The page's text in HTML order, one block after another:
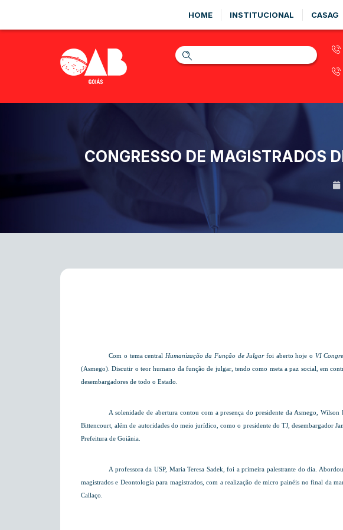
HOME INSTITUCIONAL CASAG
CONGRESSO DE MAGISTRADOS
Com o tema central Humanização da Função de Julgarfoi aberto hoje o VI
(Asmego). Discutir o teor humano da função de julgar, tendo como meta a paz social, em
desembargadores de todo o Estado.
A solenidade de abertura contou com a presença do presidente da Asmego,
Bittencourt, além de autoridades do meio jurídico, como o presidente do TJ, desembargador
Prefeitura de Goiânia.
A professora da USP, Maria Teresa Sadek, foi a primeira palestrante do dia.
magistrados e Deontologia para magistrados, com a realização de micro painéis no final da
Callaço.